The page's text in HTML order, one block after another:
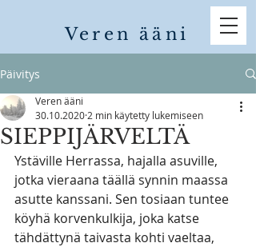
Veren ääni
Päivitys
SIEPPIJÄRVELTÄ
Veren ääni
30.10.2020 2 min käytetty lukemiseen
Ystäville Herrassa, hajalla asuville,
jotka vieraana täällä synnin maassa
asutte kanssani. Sen tosiaan tuntee
köyhä korvenkulkija, joka katse
tähdättynä taivasta kohti vaeltaa,